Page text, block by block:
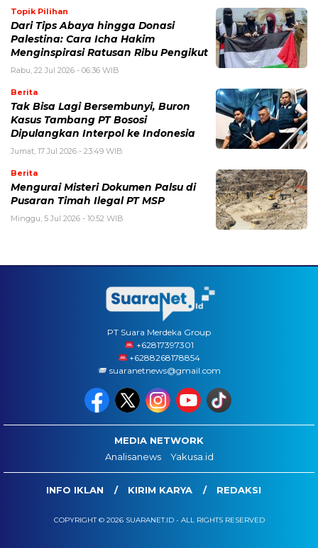
Topik Pilihan
Dari Tips Abaya hingga Donasi
Palestina: Cara Icha Hakim
Menginspirasi Ratusan Ribu Pengikut
Rabu, 22 Jul 2026 - 06:36 WIB
Berita
Tak Bisa Lagi Bersembunyi, Buron
Kasus Tambang PT Bososi
Dipulangkan Interpol ke Indonesia
Jumat, 17 Jul 2026 - 23:49 WIB
Berita
Mengurai Misteri Dokumen Palsu di
Pusaran Timah Ilegal PT MSP
Minggu, 5 Jul 2026 - 10:52 WIB
PT Suara Merdeka Group
‪+62817397301
+6288268178854
suaranetnews@gmail.com
MEDIA NETWORK
Analisanews
Yakusa.id
INFO IKLAN KIRIM KARYA REDAKSI
COPYRIGHT © 2026 SUARANET.ID - ALL RIGHTS RESERVED